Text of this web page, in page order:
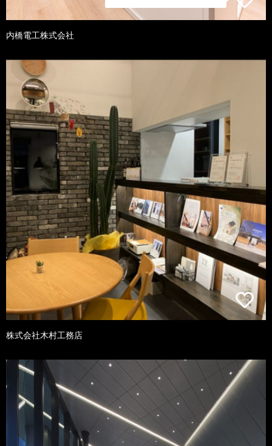
内橋電工株式会社
株式会社木村工務店